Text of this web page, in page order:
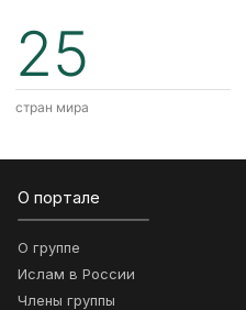
25
стран мира
О портале
О группе
Ислам в России
Члены группы